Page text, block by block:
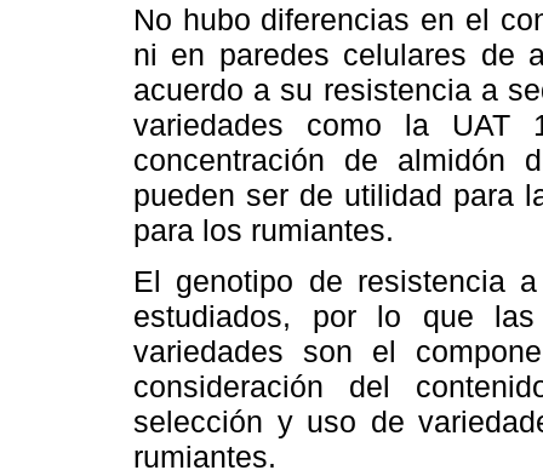
No hubo diferencias en el
ni en paredes celulares de
acuerdo a su resistencia a
variedades como la
concentración de almidón
pueden ser de utilidad para
para los rumiantes.
El genotipo de resistencia
estudiados, por lo que
variedades son el
consideración del
selección y uso de
rumiantes.